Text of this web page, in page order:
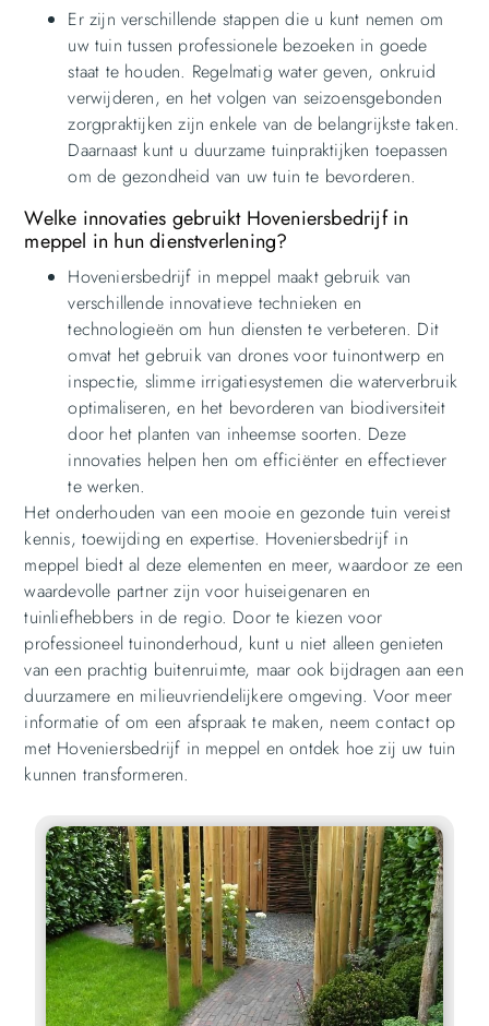
Er zijn verschillende stappen die u kunt nemen om
uw tuin tussen professionele bezoeken in goede
staat te houden. Regelmatig water geven, onkruid
verwijderen, en het volgen van seizoensgebonden
zorgpraktijken zijn enkele van de belangrijkste taken.
Daarnaast kunt u duurzame tuinpraktijken toepassen
om de gezondheid van uw tuin te bevorderen.
Welke innovaties gebruikt Hoveniersbedrijf in
meppel in hun dienstverlening?
Hoveniersbedrijf in meppel maakt gebruik van
verschillende innovatieve technieken en
technologieën om hun diensten te verbeteren. Dit
omvat het gebruik van drones voor tuinontwerp en
inspectie, slimme irrigatiesystemen die waterverbruik
optimaliseren, en het bevorderen van biodiversiteit
door het planten van inheemse soorten. Deze
innovaties helpen hen om efficiënter en effectiever
te werken.
Het onderhouden van een mooie en gezonde tuin vereist
kennis, toewijding en expertise. Hoveniersbedrijf in
meppel biedt al deze elementen en meer, waardoor ze een
waardevolle partner zijn voor huiseigenaren en
tuinliefhebbers in de regio. Door te kiezen voor
professioneel tuinonderhoud, kunt u niet alleen genieten
van een prachtig buitenruimte, maar ook bijdragen aan een
duurzamere en milieuvriendelijkere omgeving. Voor meer
informatie of om een afspraak te maken, neem contact op
met Hoveniersbedrijf in meppel en ontdek hoe zij uw tuin
kunnen transformeren.